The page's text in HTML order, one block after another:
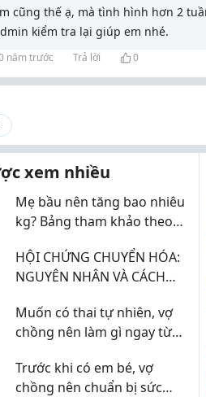
cũng thế ạ, mà tình hình hơn 2
kiểm tra lại giúp em nhé.
năm trước Trả lời 0
xem nhiều
Mẹ bầu nên tăng bao nhiêu
kg? Bảng tham khảo theo
HỘI CHỨNG CHUYỂN HÓA:
NGUYÊN NHÂN VÀ CÁCH
Muốn có thai tự nhiên, vợ
chồng nên làm gì ngay từ
Trước khi có em bé, vợ
chồng nên chuẩn bị sức